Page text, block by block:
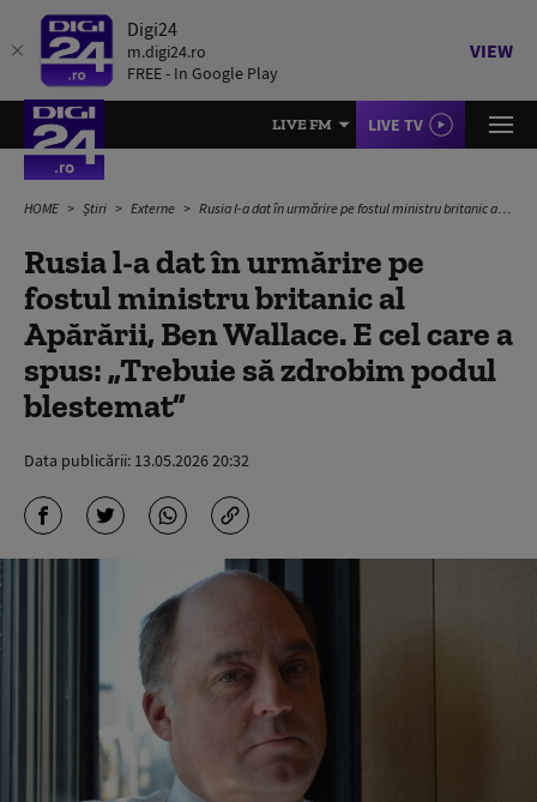
Digi24
m.digi24.ro
FREE - In Google Play
VIEW
LIVE FM LIVE TV
HOME Știri Externe Rusia l-a dat în urmărire pe fostul ministru britanic al Apărării, Ben Wallace. E cel care a spus: „Trebuie să zdrobim podul blestemat”
Rusia l-a dat în urmărire pe
fostul ministru britanic al
Apărării, Ben Wallace. E cel care a
spus: „Trebuie să zdrobim podul
blestemat”
Data publicării: 13.05.2026 20:32